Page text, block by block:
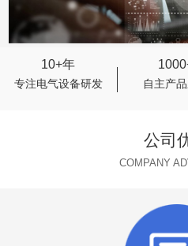
10+年
专注电气设备研发 自主产
公司
COMPANY